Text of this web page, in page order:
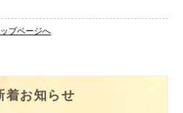
ップページへ
着お知らせ